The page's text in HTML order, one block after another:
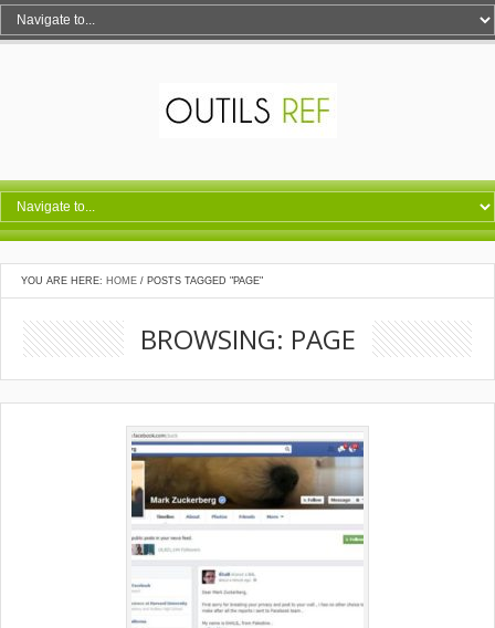
YOU ARE HERE: HOME / POSTS TAGGED "PAGE"
BROWSING: PAGE